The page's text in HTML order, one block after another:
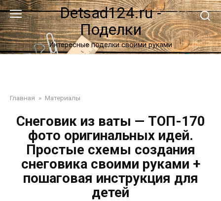
Перейти
к
контенту
Detsad124.ru -
Поделки
Интересные поделки своими руками
Главная » Материалы
Снеговик из ваты — ТОП-170
фото оригинальных идей.
Простые схемы создания
снеговика своими руками +
пошаговая инструкция для
детей